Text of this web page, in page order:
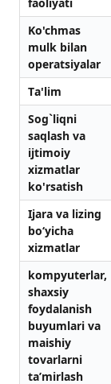
Ko'chmаs
mulk bilаn
operаtsiyalаr
Tа'lim
Sog`liqni
sаqlаsh vа
ijtimoiy
xizmаtlаr
ko'rsаtish
Ijara va lizing
bo‘yicha
xizmatlar
kompyuterlar,
shaxsiy
foydalanish
buyumlari va
maishiy
tovarlarni
ta’mirlash